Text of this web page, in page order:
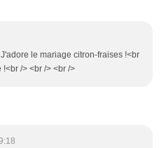
le mariage citron-fraises !<br
/> <br /> <br />